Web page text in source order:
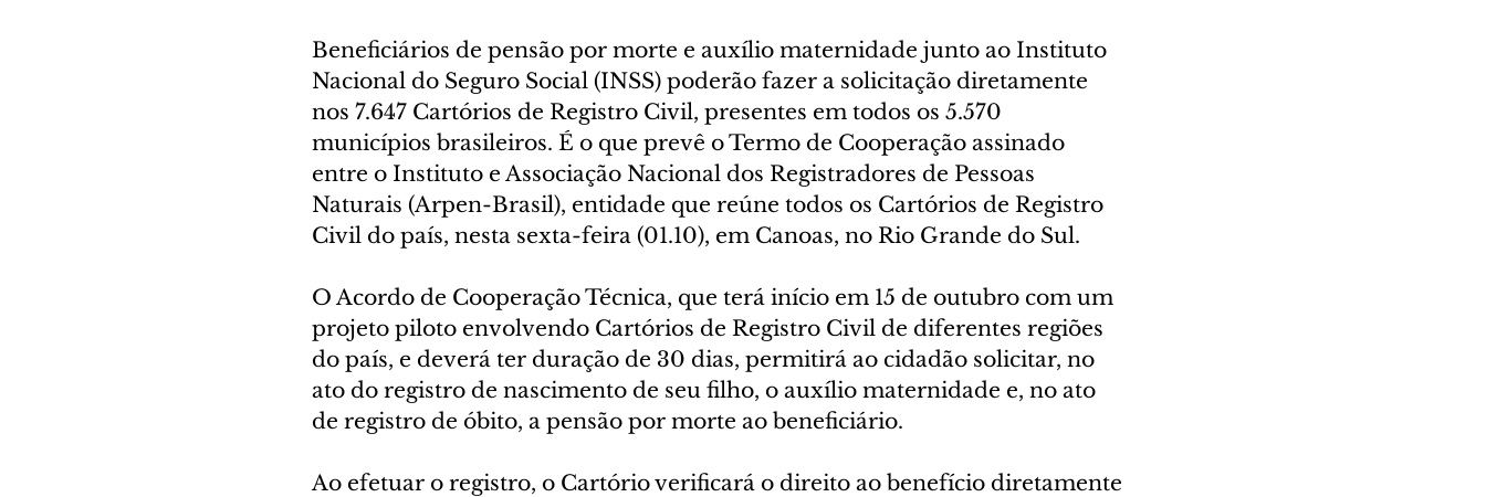
Beneficiários de pensão por morte e auxílio maternidade junto ao Instituto
Nacional do Seguro Social (INSS) poderão fazer a solicitação diretamente
nos 7.647 Cartórios de Registro Civil, presentes em todos os 5.570
municípios brasileiros. É o que prevê o Termo de Cooperação assinado
entre o Instituto e Associação Nacional dos Registradores de Pessoas
Naturais (Arpen-Brasil), entidade que reúne todos os Cartórios de Registro
Civil do país, nesta sexta-feira (01.10), em Canoas, no Rio Grande do Sul.
O Acordo de Cooperação Técnica, que terá início em 15 de outubro com um
projeto piloto envolvendo Cartórios de Registro Civil de diferentes regiões
do país, e deverá ter duração de 30 dias, permitirá ao cidadão solicitar, no
ato do registro de nascimento de seu filho, o auxílio maternidade e, no ato
de registro de óbito, a pensão por morte ao beneficiário.
Ao efetuar o registro, o Cartório verificará o direito ao benefício diretamente